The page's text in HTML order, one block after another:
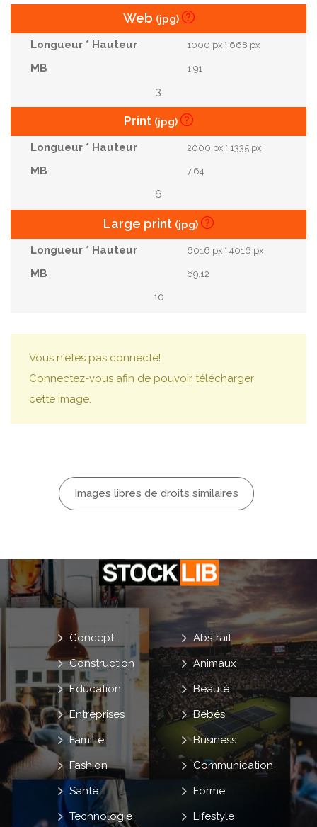
Web (jpg)
1000 px * 668 px
1.91
3
Print (jpg)
2000 px * 1335 px
7.64
6
Large print (jpg)
6016 px * 4016 px
69.12
10
Vous n'êtes pas connecté!
Connectez-vous afin de pouvoir télécharger
cette image.
Images libres de droits similaires
Abstrait
Animaux
Beauté
Bébés
Business
Communication
Concept
Construction
Education
Entreprises
Famille
Fashion
Forme
Lifestyle
Santé
Technologie